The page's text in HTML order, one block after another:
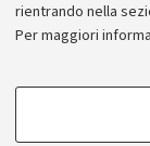
rientrando nella
Per maggiori
COOKIE DI